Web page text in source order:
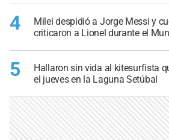
4
Milei despidió a Jorge Messi y
criticaron a Lionel durante el
5
Hallaron sin vida al kitesurfista
el jueves en la Laguna Setúbal